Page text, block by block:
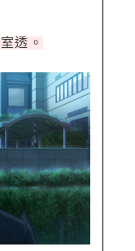
透。